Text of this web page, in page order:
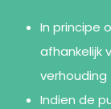
In principe
afhankelijk
Indien de